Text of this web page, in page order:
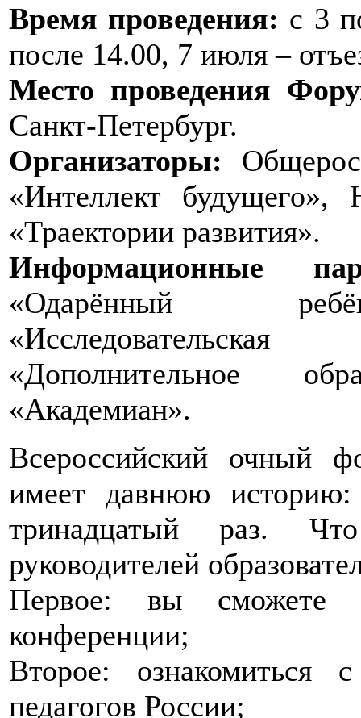
Время проведения: с 3
после 14.00, 7 июля –
Место проведения
Санкт-Петербург.
Организаторы:
«Интеллект
«Траектории развития».
Информационные
«Одарённый
«Дополнительное
«Академиан».
Всероссийский очный
имеет давнюю
тринадцатый раз.
руководителей
Первое: вы сможете
конференции;
Второе: ознакомиться
педагогов России;